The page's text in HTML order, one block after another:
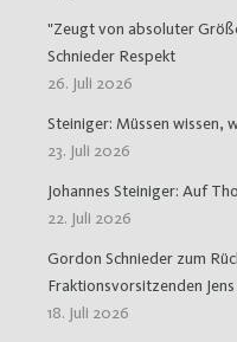
"Zeugt von absoluter
Schnieder Respekt
26. Juli 2026
Steiniger: Müssen wissen,
23. Juli 2026
Johannes Steiniger: Auf
22. Juli 2026
Gordon Schnieder zum
Fraktionsvorsitzenden Jens
18. Juli 2026